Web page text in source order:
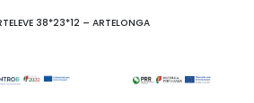
38*23*12 – ARTELONGA